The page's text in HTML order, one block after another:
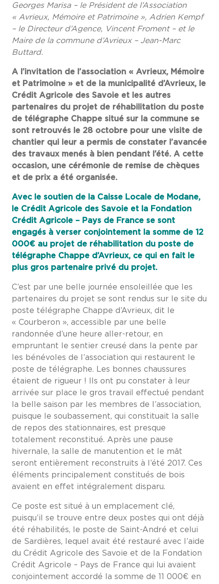
Georges Marisa – le Président de l’Association
« Avrieux, Mémoire et Patrimoine », Adrien Kempf
– le Directeur d’Agence, Vincent Froment – et le
Maire de la commune d’Avrieux – Jean-Marc
Buttard.
A l’invitation de l’association « Avrieux, Mémoire
et Patrimoine » et de la municipalité d’Avrieux, le
Crédit Agricole des Savoie et les autres
partenaires du projet de réhabilitation du poste
de télégraphe Chappe situé sur la commune se
sont retrouvés le 28 octobre pour une visite de
chantier qui leur a permis de constater l’avancée
des travaux menés à bien pendant l’été. A cette
occasion, une cérémonie de remise de chèques
et de prix a été organisée.
Avec le soutien de la Caisse Locale de Modane,
le Crédit Agricole des Savoie et la Fondation
Crédit Agricole – Pays de France se sont
engagés à verser conjointement la somme de 12
000€ au projet de réhabilitation du poste de
télégraphe Chappe d’Avrieux, ce qui en fait le
plus gros partenaire privé du projet.
C’est par une belle journée ensoleillée que les
partenaires du projet se sont rendus sur le site du
poste télégraphe Chappe d’Avrieux, dit le
« Courberon », accessible par une belle
randonnée d’une heure aller-retour, en
empruntant le sentier creusé dans la pente par
les bénévoles de l’association qui restaurent le
poste de télégraphe. Les bonnes chaussures
étaient de rigueur ! Ils ont pu constater à leur
arrivée sur place le gros travail effectué pendant
la belle saison par les membres de l’association,
puisque le soubassement, qui constituait la salle
de repos des stationnaires, est presque
totalement reconstitué. Après une pause
hivernale, la salle de manutention et le mât
seront entièrement reconstruits à l’été 2017. Ces
éléments principalement constitués de bois
avaient en effet intégralement disparu.
Ce poste est situé à un emplacement clé,
puisqu’il se trouve entre deux postes qui ont déjà
été réhabilités, le poste de Saint-André et celui
de Sardières, lequel avait été restauré avec l’aide
du Crédit Agricole des Savoie et de la Fondation
Crédit Agricole – Pays de France qui lui avaient
conjointement accordé la somme de 11 000€ en